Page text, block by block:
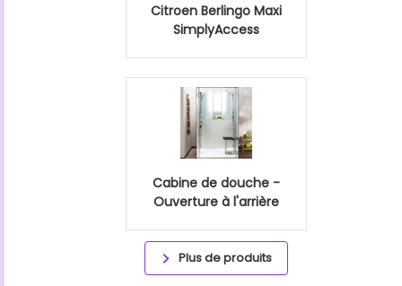
Citroen Berlingo Maxi
SimplyAccess
Cabine de douche -
Ouverture à l'arrière
Plus de produits